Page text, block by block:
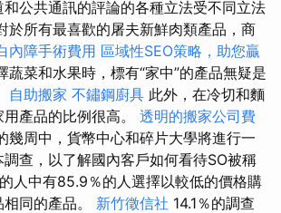
公共通訊的評論的各種立法受不同立法
於所有最喜歡的屠夫新鮮肉類產品，商
內障手術費用 區域性SEO策略，助您贏
蔬菜和水果時，標有“家中”的產品無疑是
自助搬家 不鏽鋼廚具 此外，在冷切和麵
產品的比例很高。 透明的搬家公司費
幾周中，貨幣中心和碎片大學將進行一
查，以了解國內客戶如何看待SO被稱
人中有85.9％的人選擇以較低的價格購
同的產品。 新竹徵信社 14.1％的調查